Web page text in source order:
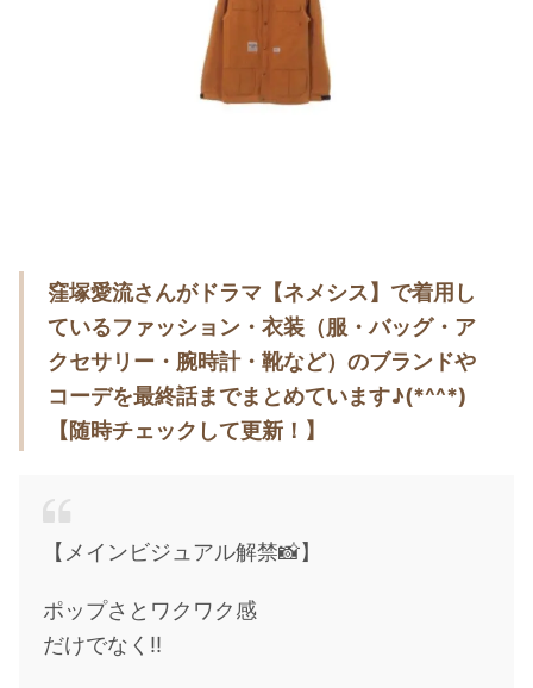
トリンドル玲奈
深田恭子
芳根京子
北川景子
橋本環奈
【よく検索されてる男性芸能人】
目黒蓮
京本大我
・松村北斗
窪塚愛流さんがドラマ【ネメシス】で着用し
ているファッション・衣装（服・バッグ・ア
クセサリー・腕時計・靴など）のブランドや
コーデを最終話までまとめています♪(*^^*)
【随時チェックして更新！】
【メインビジュアル解禁📸】
ポップさとワクワク感
だけでなく‼️